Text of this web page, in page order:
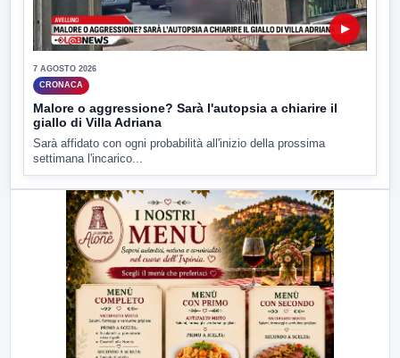
▶
7 AGOSTO 2026
CRONACA
Malore o aggressione? Sarà l'autopsia a chiarire il
giallo di Villa Adriana
Sarà affidato con ogni probabilità all'inizio della prossima
settimana l'incarico...